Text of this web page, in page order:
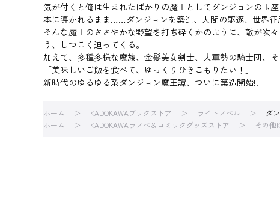
気が付くと俺は生まれたばかりの魔王としてダンジョンの玉
本に導かれるまま……ダンジョンを築造、人間の駆逐、世界
そんな魔王のささやかな野望を打ち砕くかのように、敵が
う、しつこく迫ってくる。
加えて、多種多様な魔族、金髪美女剣士、大軍勢の騎士団、
「美味しいご飯を食べて、ゆっくりひきこもりたい！」
新時代のゆるゆる系ダンジョン魔王譚、ついに築造開始!!
ホーム KADOKAWAブックストア ライトノベル
ダ
ホーム
KADOKAWAラノベ＆コミックグッズストア その他